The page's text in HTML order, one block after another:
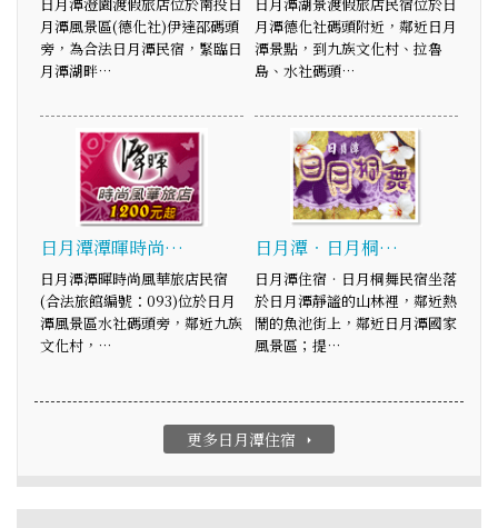
月潭風景區(德化社)伊達邵碼頭
旁，為合法日月潭民宿，緊臨日
月潭湖畔…
月潭德化社碼頭附近，鄰近日月
潭景點，到九族文化村、拉魯
島、水社碼頭…
日月潭潭暉時尚…
日月潭潭暉時尚風華旅店民宿
(合法旅館編號：093)位於日月
潭風景區水社碼頭旁，鄰近九族
文化村，…
日月潭‧日月桐…
日月潭住宿‧日月桐舞民宿坐落
於日月潭靜謐的山林裡，鄰近熱
鬧的魚池街上，鄰近日月潭國家
風景區；提…
更多日月潭住宿 arrow_right